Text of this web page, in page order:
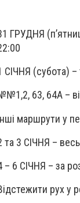
ГРУДНЯ
СІЧНЯ (субота)
63, 64А –
маршрути у
та 3 СІЧНЯ –
– 6 СІЧНЯ – за
рух у